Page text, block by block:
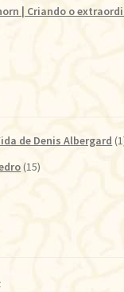
| Criando o
de Denis Albergard
(15)